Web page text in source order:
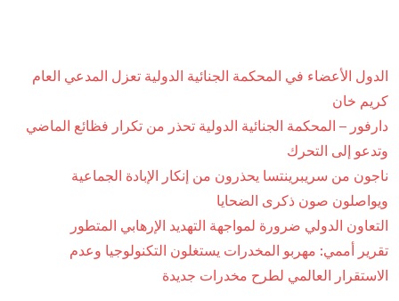
الدول الأعضاء في المحكمة الجنائية الدولية تعزل المدعي العام
كريم خان
دارفور – المحكمة الجنائية الدولية تحذر من تكرار فظائع الماضي
وتدعو إلى التحرك
ناجون من سريبرينتسا يحذرون من إنكار الإبادة الجماعية
ويواصلون صون ذكرى الضحايا
التعاون الدولي ضرورة لمواجهة التهديد الإرهابي المتطور
تقرير أممي: مهربو المخدرات يستغلون التكنولوجيا وعدم
الاستقرار العالمي لطرح مخدرات جديدة